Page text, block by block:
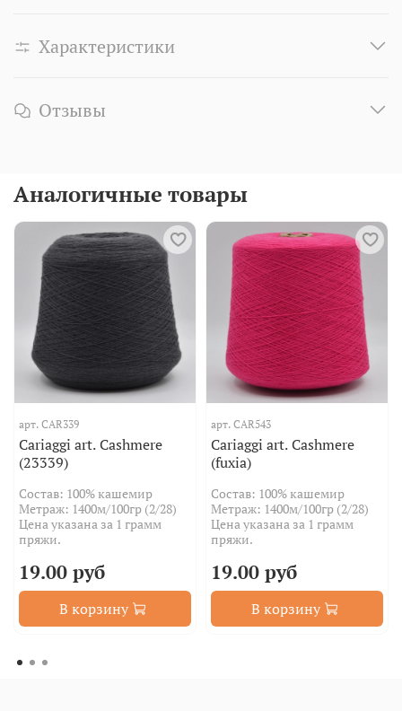
Характеристики
Отзывы
Аналогичные товары
арт. CAR339
Cariaggi art. Cashmere
(23339)
Состав: 100% кашемир
Метраж: 1400м/100гр (2/28)
Цена указана за 1 грамм
пряжи.
19.00 руб
В корзину
арт. CAR543
Cariaggi art. Cashmere
(fuxia)
Состав: 100% кашемир
Метраж: 1400м/100гр (2/28)
Цена указана за 1 грамм
пряжи.
19.00 руб
В корзину